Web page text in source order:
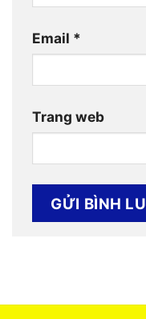
Email *
Trang web